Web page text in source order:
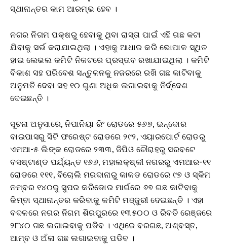
ସ୍ଥାନାନ୍ତର କାମ ଆରମ୍ଭ ହେବ ।
ନଗର ନିଗମ ପକ୍ଷରୁ ହେବାକୁ ଥିବା ରାସ୍ତା ପାଇଁ ଏହି ଗଛ କଟା
ଯିବାକୁ ସର୍ଭ କରାଯାଇଥିଲା । ଏହାକୁ ଆଧାର କରି ଭୋପାଳ ସ୍ଥିତ
ହାଇ ଲେଭଲ କମିଟି ନିକଟରେ ପ୍ରସ୍ତାବ ରଖାଯାଇଥିଲା । କମିଟି
ବିକାଶ ସହ ପରିବେଶ ସନ୍ତୁଳନକୁ ନଜରରେ ରଖି ଗଛ କାଟିବାକୁ
ଅନୁମତି ଦେବା ସହ ୧୦ ଗୁଣା ଅଧିକ ଲଗାଇବାକୁ ନିର୍ଦ୍ଦେଶ
ଦେଇଛନ୍ତି ।
ସୂଚନା ଅନୁସାରେ, ନିପାନିୟା ରିଂ ରୋଡରେ ୫୬୭, ଇନ୍ଦୋର
ବାଇପାସରୁ ସିଟି ଫରେଷ୍ଟ ରୋଡରେ ୨୯୨, ଏୟାରପୋର୍ଟ ରୋଡରୁ
ଏମଆ-୫ ଲିଙ୍କ ରୋଡରେ ୨୩୩, ଜିପିଓ ଚୌରାହରୁ ସରବଟେ
ବସଷ୍ଟାଣ୍ଡ ପର୍ଯ୍ୟନ୍ତ ୧୬୬, ମହାଲକ୍ଷ୍କୀ ନଗରରୁ ଏମଆର-୧୧
ରୋଡରେ ୧୧୧, ବିଚୋଲି ମରଦାନାରୁ କାକଡ ରୋଡରେ ୯୭ ଓ ସ୍କିମ
ନମ୍ବର ୧୪୦ରୁ ସୁପର କରିଡୋର ମାର୍ଗରେ ୬୭ ଗଛ କାଟିବାକୁ
କିମ୍ବା ସ୍ଥାନାନ୍ତର କରିବାକୁ କମିଟି ମଞ୍ଜୁରୀ ଦେଇଛନ୍ତି । ଏହା
ବଦଳରେ ନଗର ନିଗମ ଶିରପୁରରେ ୧୩୫୦୦ ଓ ରିବତି ରେଞ୍ଜରେ
୨୮୪୦ ଗଛ ଲଗାଇବାକୁ ପଡିବ । ଏଥିରେ ବରଗଛ, ଅଶ୍ବସ୍ତ,
ଆମ୍ବ ଓ ଅଁଳା ଗଛ ଲଗାଇବାକୁ ପଡିବ ।